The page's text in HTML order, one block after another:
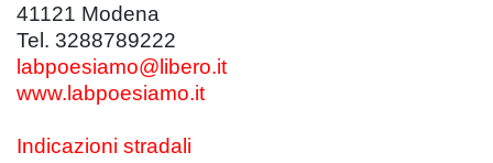
41121 Modena
Tel. 3288789222
labpoesiamo@libero.it
www.labpoesiamo.it
Indicazioni stradali